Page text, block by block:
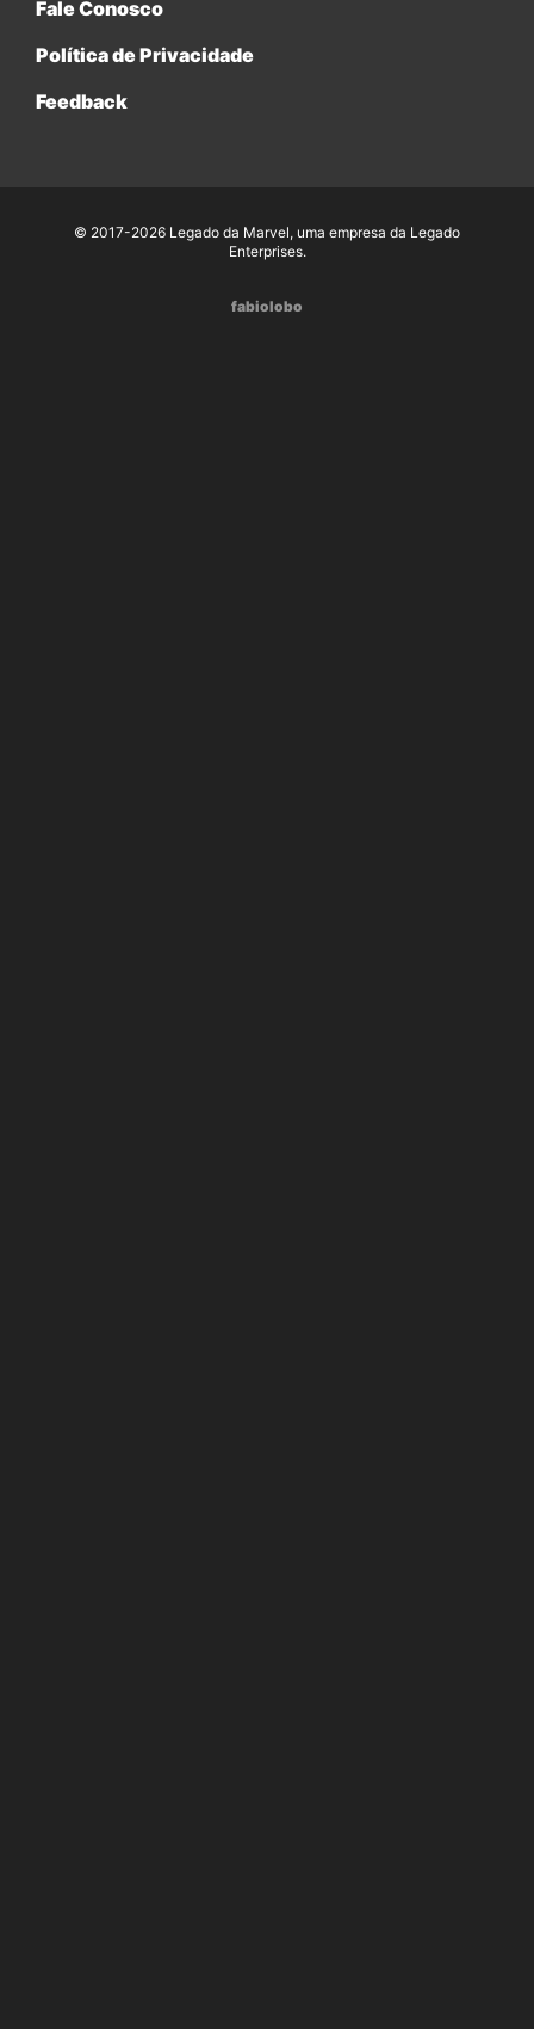
Fale Conosco
Política de Privacidade
Feedback
© 2017-2026 Legado da Marvel, uma empresa da Legado
Enterprises.
fabiolobo